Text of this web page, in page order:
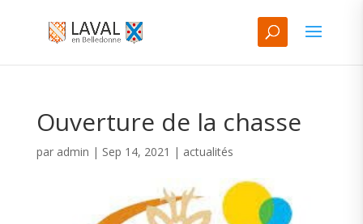
Ouverture de la chasse
par admin | Sep 14, 2021 | actualités